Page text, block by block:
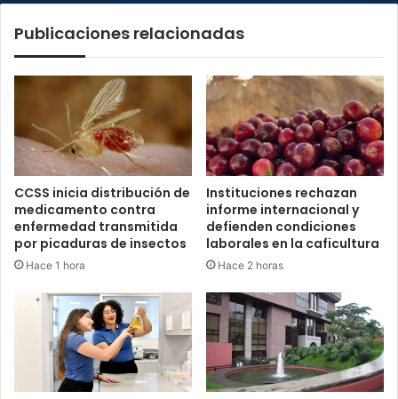
Publicaciones relacionadas
CCSS inicia distribución de
medicamento contra
enfermedad transmitida
por picaduras de insectos
Hace 1 hora
Instituciones rechazan
informe internacional y
defienden condiciones
laborales en la caficultura
Hace 2 horas